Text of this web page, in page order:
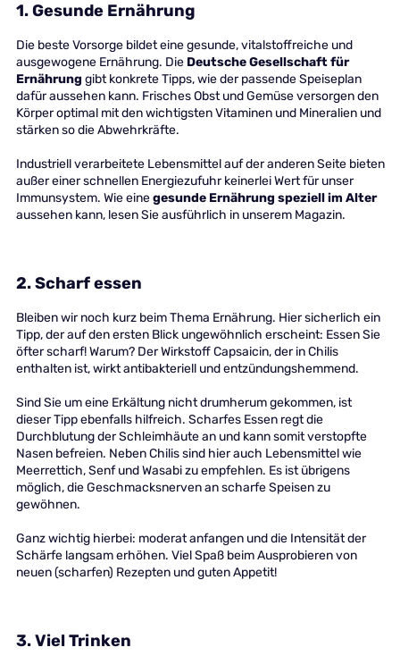
1. Gesunde Ernährung
Die beste Vorsorge bildet eine gesunde, vitalstoffreiche und
ausgewogene Ernährung. Die Deutsche Gesellschaft für
Ernährung gibt konkrete Tipps, wie der passende Speiseplan
dafür aussehen kann. Frisches Obst und Gemüse versorgen den
Körper optimal mit den wichtigsten Vitaminen und Mineralien und
stärken so die Abwehrkräfte.
Industriell verarbeitete Lebensmittel auf der anderen Seite bieten
außer einer schnellen Energiezufuhr keinerlei Wert für unser
Immunsystem. Wie einegesunde Ernährung speziell im Alter
aussehen kann, lesen Sie ausführlich in unserem Magazin.
2. Scharf essen
Bleiben wir noch kurz beim Thema Ernährung. Hier sicherlich ein
Tipp, der auf den ersten Blick ungewöhnlich erscheint: Essen Sie
öfter scharf! Warum? Der Wirkstoff Capsaicin, der in Chilis
enthalten ist, wirkt antibakteriell und entzündungshemmend.
Sind Sie um eine Erkältung nicht drumherum gekommen, ist
dieser Tipp ebenfalls hilfreich. Scharfes Essen regt die
Durchblutung der Schleimhäute an und kann somit verstopfte
Nasen befreien. Neben Chilis sind hier auch Lebensmittel wie
Meerrettich, Senf und Wasabi zu empfehlen. Es ist übrigens
möglich, die Geschmacksnerven an scharfe Speisen zu
gewöhnen.
Ganz wichtig hierbei: moderat anfangen und die Intensität der
Schärfe langsam erhöhen. Viel Spaß beim Ausprobieren von
neuen (scharfen) Rezepten und guten Appetit!
3. Viel Trinken